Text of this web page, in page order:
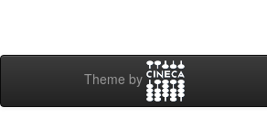
Theme by